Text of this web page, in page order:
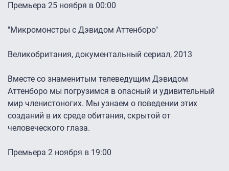
Премьера 25 ноября в 00:00
"Микромонстры с Дэвидом Аттенборо"
Великобритания, документальный сериал, 2013
Вместе со знаменитым телеведущим Дэвидом
Аттенборо мы погрузимся в опасный и удивительный
мир членистоногих. Мы узнаем о поведении этих
созданий в их среде обитания, скрытой от
человеческого глаза.
Премьера 2 ноября в 19:00